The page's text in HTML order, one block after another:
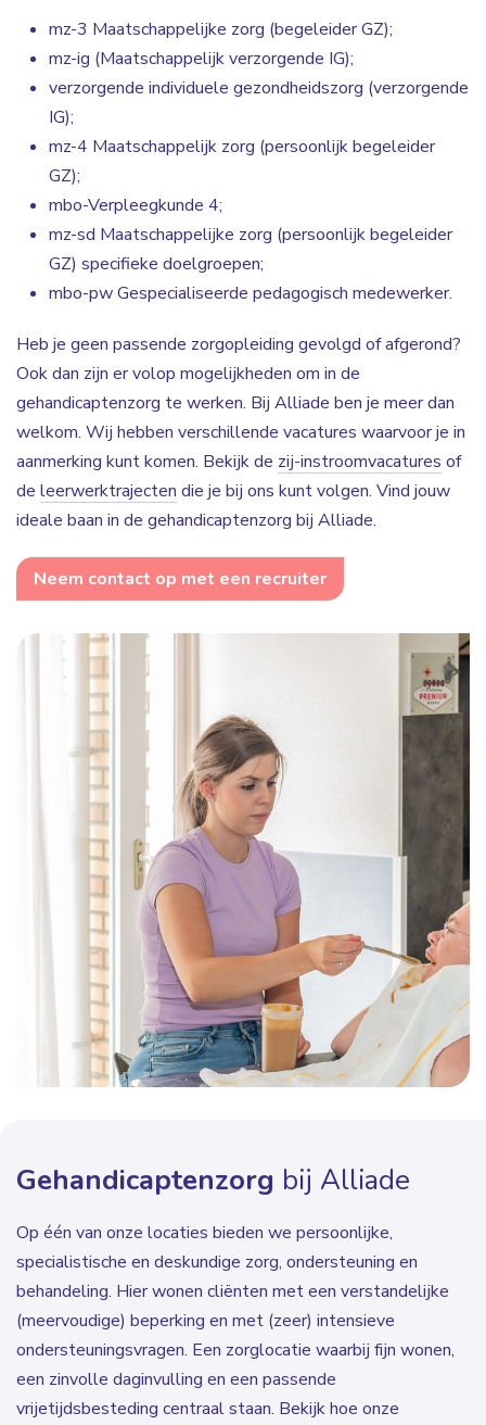
mz-3 Maatschappelijke zorg (begeleider GZ);
mz-ig (Maatschappelijk verzorgende IG);
verzorgende individuele gezondheidszorg (verzorgende
IG);
mz-4 Maatschappelijk zorg (persoonlijk begeleider
GZ);
mbo-Verpleegkunde 4;
mz-sd Maatschappelijke zorg (persoonlijk begeleider
GZ) specifieke doelgroepen;
mbo-pw Gespecialiseerde pedagogisch medewerker.
Heb je geen passende zorgopleiding gevolgd of afgerond?
Ook dan zijn er volop mogelijkheden om in de
gehandicaptenzorg te werken. Bij Alliade ben je meer dan
welkom. Wij hebben verschillende vacatures waarvoor je in
aanmerking kunt komen. Bekijk de zij-instroomvacatures of
de leerwerktrajecten die je bij ons kunt volgen. Vind jouw
ideale baan in de gehandicaptenzorg bij Alliade.
Neem contact op met een recruiter
Gehandicaptenzorg bij Alliade
Op één van onze locaties bieden we persoonlijke,
specialistische en deskundige zorg, ondersteuning en
behandeling. Hier wonen cliënten met een verstandelijke
(meervoudige) beperking en met (zeer) intensieve
ondersteuningsvragen. Een zorglocatie waarbij fijn wonen,
een zinvolle daginvulling en een passende
vrijetijdsbesteding centraal staan. Bekijk hoe onze